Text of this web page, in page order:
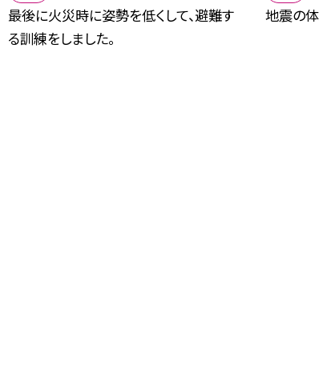
最後に火災時に姿勢を低くして、避難す
る訓練をしました。
地震の